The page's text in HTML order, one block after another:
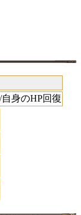
身のHP回復